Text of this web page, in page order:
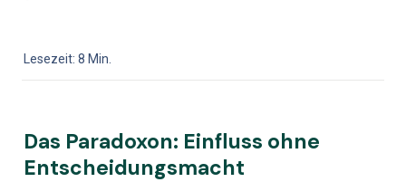
Lesezeit: 8 Min.
Das Paradoxon: Einfluss ohne
Entscheidungsmacht